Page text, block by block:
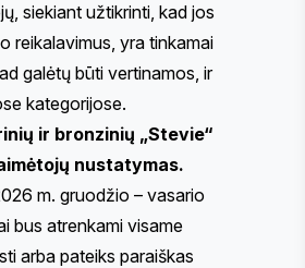
siekiant užtikrinti, kad jos
reikalavimus, yra tinkamai
galėtų būti vertinamos, ir
kategorijose.
ir bronzinių „Stevie“
nustatymas.
m. gruodžio – vasario
bus atrenkami visame
arba pateiks paraiškas